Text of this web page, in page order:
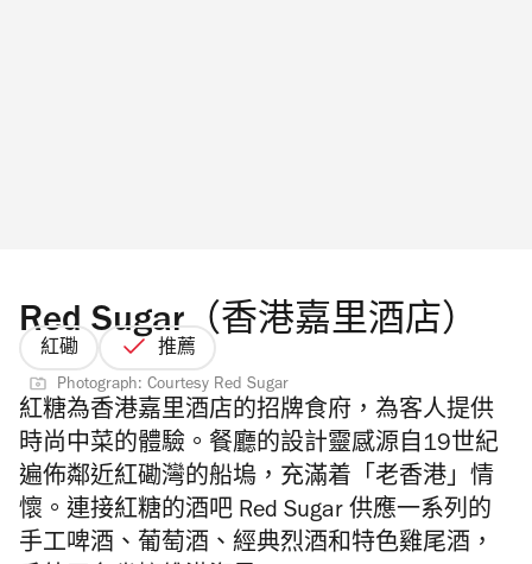
Red Sugar（香港嘉里酒店）
紅磡 推薦
Photograph: Courtesy Red Sugar
紅糖為香港嘉里酒店的招牌食府，為客人提供
時尚中菜的體驗。餐廳的設計靈感源自19 世紀
遍佈鄰近紅磡灣的船塢，充滿着「老香港」情
懷。 連接紅糖的酒吧 Red Sugar 供應一系列的
手工啤酒、葡萄酒、經典烈酒和特色雞尾酒，